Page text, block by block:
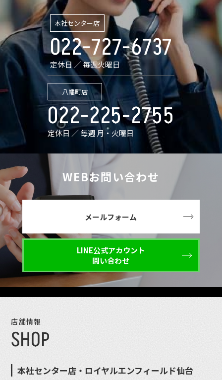
本社センター店
022-727-6737
定休日 ／ 毎週火曜日
八幡町店
022-225-2755
定休日 ／ 毎週 月・火曜日
WEBお問い合わせ
メールフォーム
LINE公式アカウント
問い合わせ
店舗情報
SHOP
本社センター店・ロイヤルエンフィールド仙台